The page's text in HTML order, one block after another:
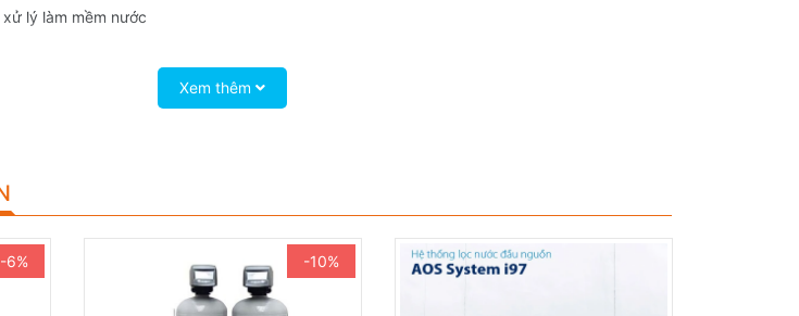
lý làm mềm nước
3-5 năm, thời gian này còn phụ thuộc nhiều vào chất lượng nguồn nước và định kỳ vận
ống nhựa PPR hoặc PVC theo tích hợp đường ống có sẵn của gia đình hoặc phát sinh
kế thi công sau khi khảo sát.
Xem thêm
-6% -10%